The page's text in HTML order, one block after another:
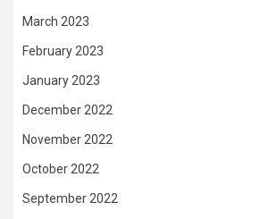
March 2023
February 2023
January 2023
December 2022
November 2022
October 2022
September 2022